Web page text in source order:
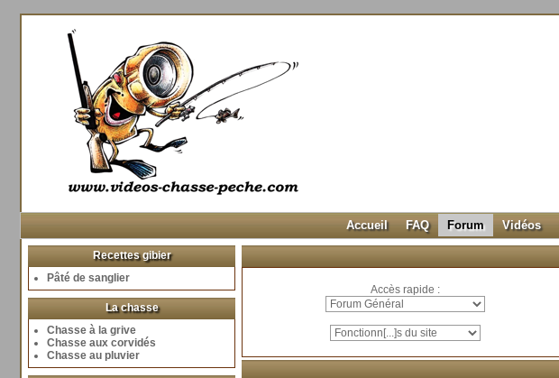
Accueil FAQ Forum Vidéos
Recettes gibier
Pâté de sanglier
La chasse
Chasse à la grive
Chasse aux corvidés
Chasse au pluvier
Accès rapide :